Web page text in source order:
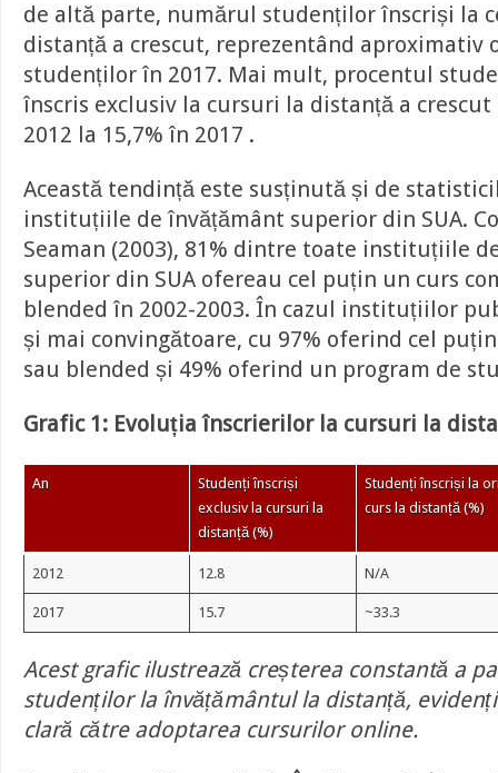
de altă parte, numărul studenților înscriși la
distanță a crescut, reprezentând
studenților în 2017. Mai mult, procentul
înscris exclusiv la cursuri la distanță a crescut
2012 la 15,7% în 2017 .
Această tendință este susținută și de
instituțiile de învățământ superior din SUA.
Seaman (2003), 81% dintre toate instituțiile
superior din SUA ofereau cel puțin un curs
blended în 2002-2003. În cazul instituțiilor
și mai convingătoare, cu 97% oferind cel
sau blended și 49% oferind un program de
Grafic 1: Evoluția înscrierilor la cursuri la
An
Studenți înscriși
exclusiv la cursuri la
distanță (%)
Studenți înscriși la
curs la distanță (%)
2012 12.8 N/A
2017 15.7 ~33.3
Acest grafic ilustrează creșterea constantă a
studenților la învățământul la distanță,
clară către adoptarea cursurilor online.